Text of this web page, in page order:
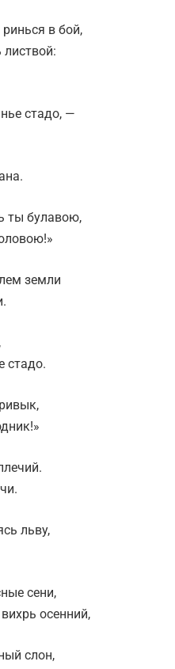
в бой,
стадо, —
ты булавою,
земли
стадо.
льву,
сени,
осенний,
слон,